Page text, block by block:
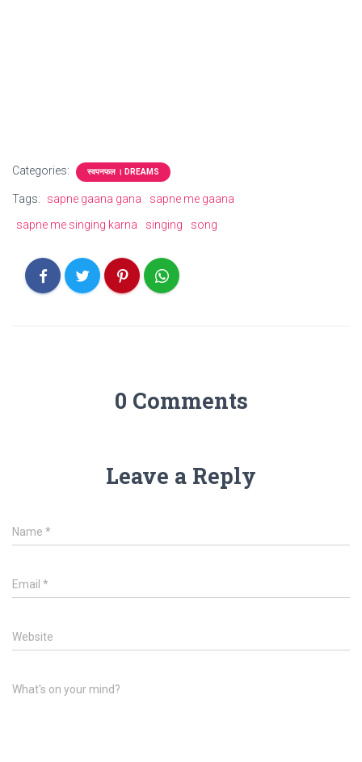
Categories: स्वपनफल । DREAMS
Tags: sapne gaana gana
sapne me gaana
sapne me singing karna
singing song
0 Comments
Leave a Reply
Name *
Email *
Website
What's on your mind?